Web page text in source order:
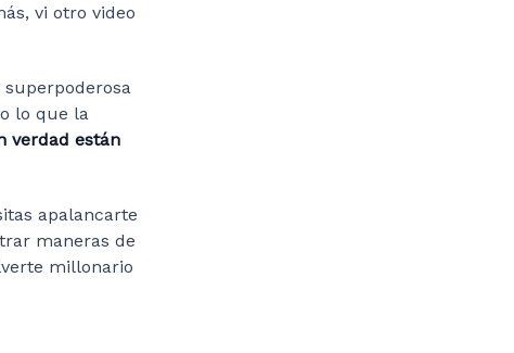
vi otro video
lo que la
verdad están
apalancarte
maneras de
millonario